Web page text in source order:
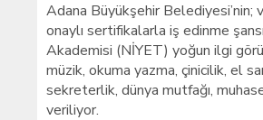
Adana Büyükşehir Belediyesi’nin;
onaylı sertifikalarla iş edinme
Akademisi (NİYET) yoğun ilgi
müzik, okuma yazma, çinicilik, el
sekreterlik, dünya mutfağı,
veriliyor.